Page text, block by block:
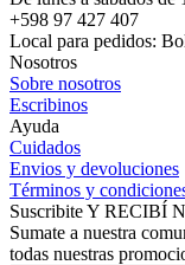
+598 97 427 407
Local para pedidos:
Nosotros
Sobre nosotros
Escribinos
Ayuda
Cuidados
Envios y devoluciones
Términos y
Suscribite Y RECIBÍ
Sumate a nuestra
todas nuestras